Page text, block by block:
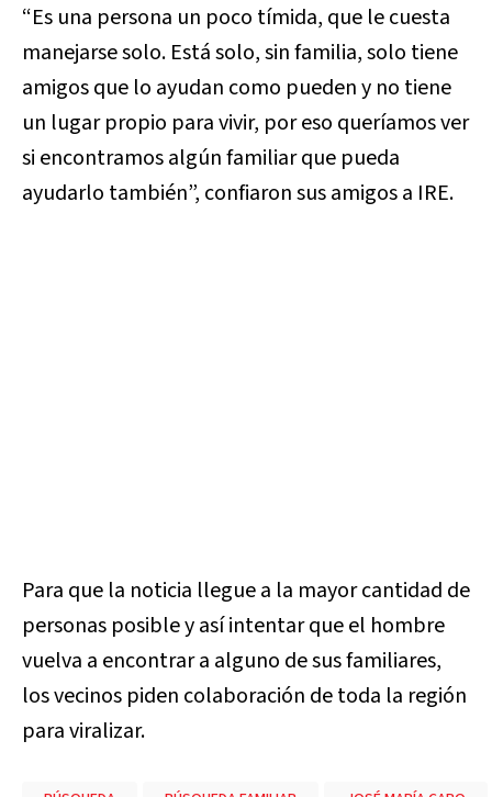
“Es una persona un poco tímida, que le cuesta
manejarse solo. Está solo, sin familia, solo tiene
amigos que lo ayudan como pueden y no tiene
un lugar propio para vivir, por eso queríamos ver
si encontramos algún familiar que pueda
ayudarlo también”, confiaron sus amigos a IRE.
Para que la noticia llegue a la mayor cantidad de
personas posible y así intentar que el hombre
vuelva a encontrar a alguno de sus familiares,
los vecinos piden colaboración de toda la región
para viralizar.